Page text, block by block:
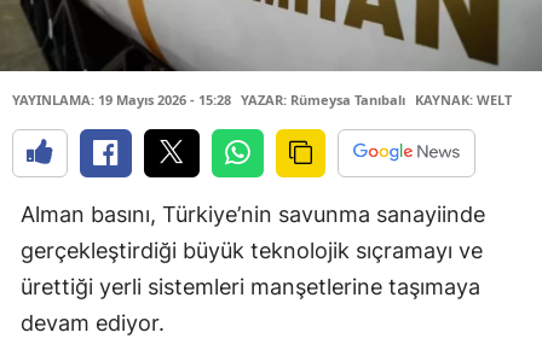
YAYINLAMA: 19 Mayıs 2026 - 15:28 YAZAR: Rümeysa Tanıbalı KAYNAK: WELT
Alman basını, Türkiye’nin savunma sanayiinde
gerçekleştirdiği büyük teknolojik sıçramayı ve
ürettiği yerli sistemleri manşetlerine taşımaya
devam ediyor.